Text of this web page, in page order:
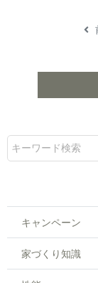
キャンペーン
家づくり知識